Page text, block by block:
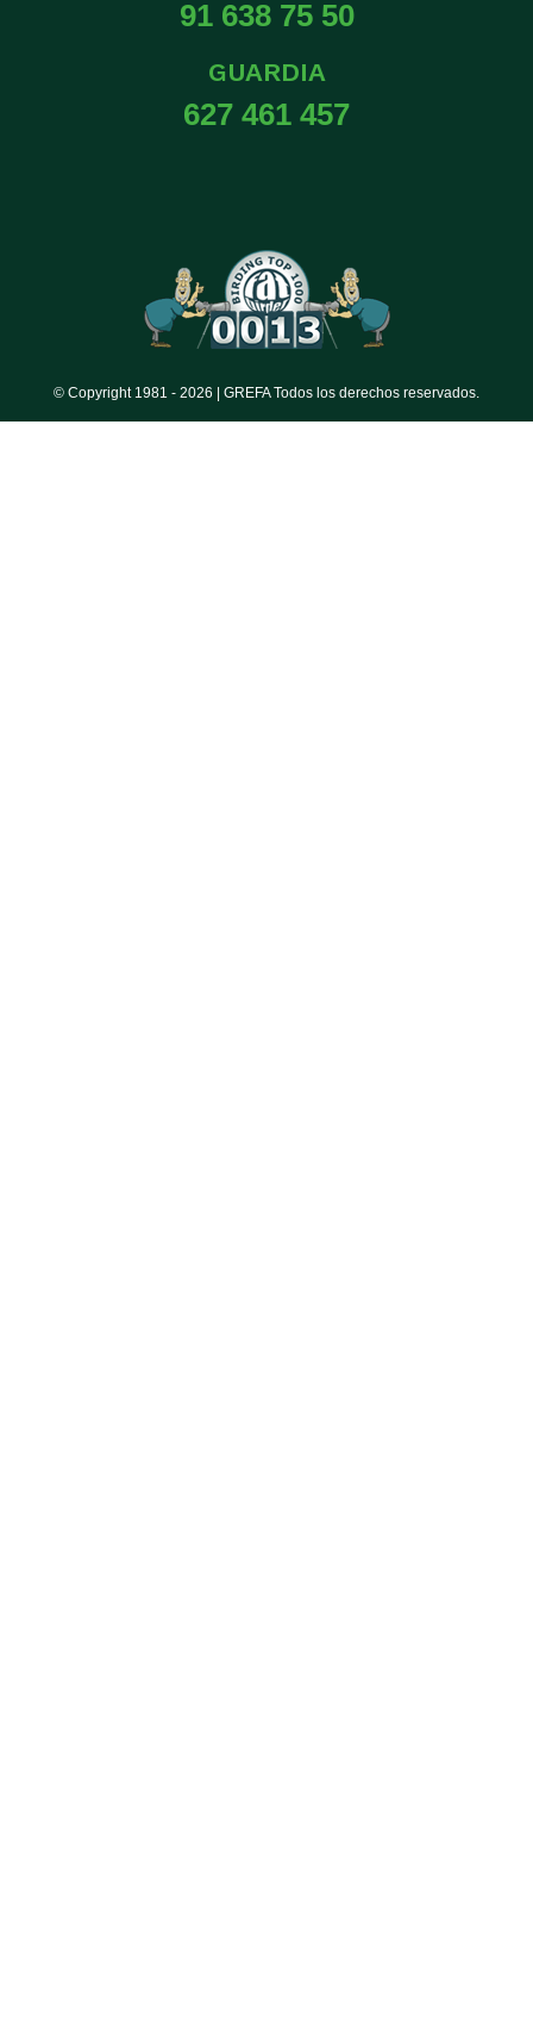
91 638 75 50
GUARDIA
627 461 457
© Copyright 1981 - 2026 | GREFA Todos los derechos reservados.